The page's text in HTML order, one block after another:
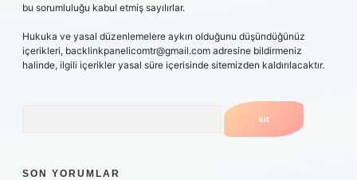
bu sorumluluğu kabul etmiş sayılırlar.
Hukuka ve yasal düzenlemelere aykırı olduğunu düşündüğünüz
içerikleri, backlinkpanelicomtr@gmail.com adresine bildirmeniz
halinde, ilgili içerikler yasal süre içerisinde sitemizden kaldırılacaktır.
SON YORUMLAR